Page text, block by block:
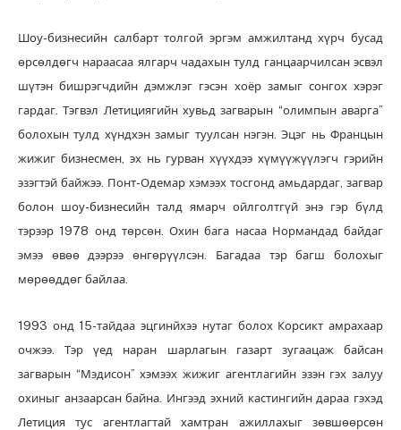
Шоу-бизнесийн салбарт толгой эргэм амжилтанд хүрч бусад
өрсөлдөгч нараасаа ялгарч чадахын тулд ганцаарчилсан эсвэл
шүтэн бишрэгчдийн дэмжлэг гэсэн хоёр замыг сонгох хэрэг
гардаг. Тэгвэл Летициягийн хувьд загварын “олимпын аварга”
болохын тулд хүндхэн замыг туулсан нэгэн. Эцэг нь Францын
жижиг бизнесмен, эх нь гурван хүүхдээ хүмүүжүүлэгч гэрийн
эзэгтэй байжээ. Понт-Одемар хэмээх тосгонд амьдардаг, загвар
болон шоу-бизнесийн талд ямарч ойлголтгүй энэ гэр бүлд
тэрээр 1978 онд төрсөн. Охин бага насаа Нормандад байдаг
эмээ өвөө дээрээ өнгөрүүлсэн. Багадаа тэр багш болохыг
мөрөөддөг байлаа.
1993 онд 15-тайдаа эцгинйхээ нутаг болох Корсикт амрахаар
очжээ. Тэр үед наран шарлагын газарт зугаацаж байсан
загварын “Мэдисон” хэмээх жижиг агентлагийн эзэн гэх залуу
охиныг анзаарсан байна. Ингээд эхний кастингийн дараа гэхэд
Летиция тус агентлагтай хамтран ажиллахыг зөвшөөрсөн